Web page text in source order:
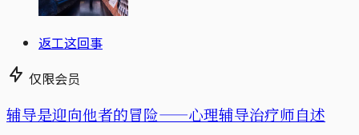
返工这回事
仅限会员
辅导是迎向他者的冒险——心理辅导治疗师自述